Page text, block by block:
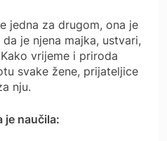
jedna za drugom, ona je
je njena majka, ustvari,
vrijeme i priroda
svake žene, prijateljice
nju.
je naučila: